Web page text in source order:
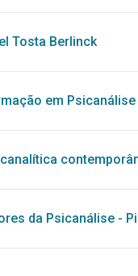
Tosta Berlinck
em Psicanálise
da Psicanálise -